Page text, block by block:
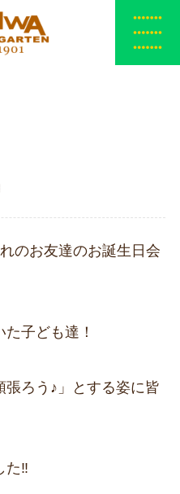
のお友達のお誕生日会
子ども達！
ろう♪」とする姿に皆
た‼